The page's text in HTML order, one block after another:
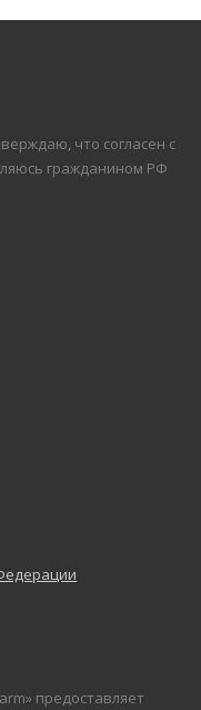
что согласен с
гражданином РФ
предоставляет